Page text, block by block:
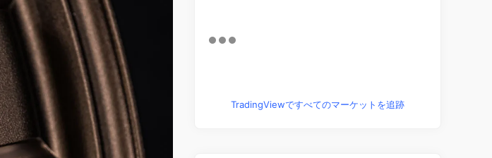
TradingViewですべてのマーケットを追跡